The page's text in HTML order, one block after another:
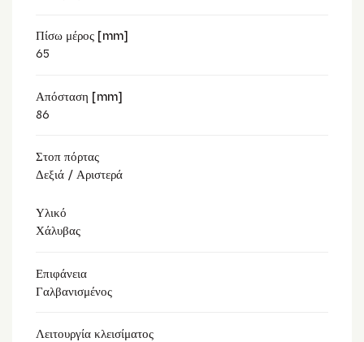
Πίσω μέρος [mm]
65
Απόσταση [mm]
86
Στοπ πόρτας
Δεξιά / Αριστερά
Υλικό
Χάλυβας
Επιφάνεια
Γαλβανισμένος
Λειτουργία κλεισίματος